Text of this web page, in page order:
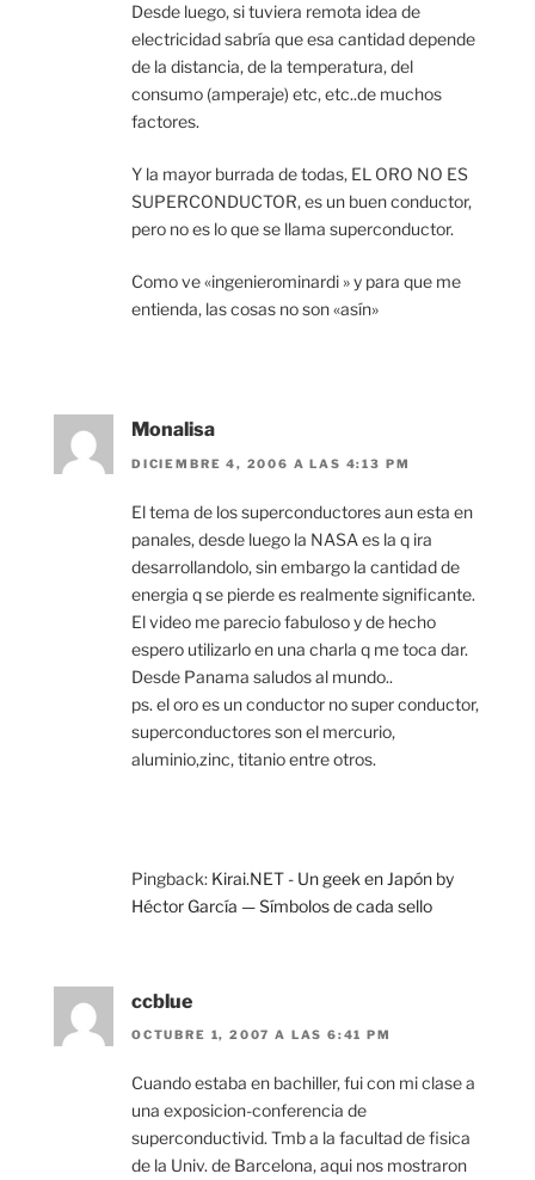
Desde luego, si tuviera remota idea de
electricidad sabría que esa cantidad depende
de la distancia, de la temperatura, del
consumo (amperaje) etc, etc..de muchos
factores.
Y la mayor burrada de todas, EL ORO NO ES
SUPERCONDUCTOR, es un buen conductor,
pero no es lo que se llama superconductor.
Como ve «ingenierominardi » y para que me
entienda, las cosas no son «asín»
Monalisa
DICIEMBRE 4, 2006 A LAS 4:13 PM
El tema de los superconductores aun esta en
panales, desde luego la NASA es la q ira
desarrollandolo, sin embargo la cantidad de
energia q se pierde es realmente significante.
El video me parecio fabuloso y de hecho
espero utilizarlo en una charla q me toca dar.
Desde Panama saludos al mundo..
ps. el oro es un conductor no super conductor,
superconductores son el mercurio,
aluminio,zinc, titanio entre otros.
Pingback: Kirai.NET - Un geek en Japón by
Héctor García — Símbolos de cada sello
ccblue
OCTUBRE 1, 2007 A LAS 6:41 PM
Cuando estaba en bachiller, fui con mi clase a
una exposicion-conferencia de
superconductivid. Tmb a la facultad de fisica
de la Univ. de Barcelona, aqui nos mostraron